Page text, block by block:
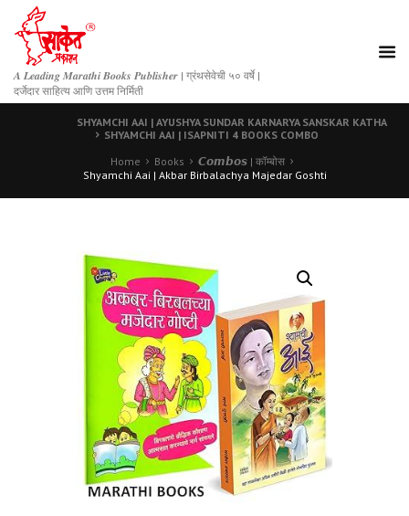
𝑨 𝑳𝒆𝒂𝒅𝒊𝒏𝒈 𝑴𝒂𝒓𝒂𝒕𝒉𝒊 𝑩𝒐𝒐𝒌𝒔 𝑷𝒖𝒃𝒍𝒊𝒔𝒉𝒆𝒓 | ग्रंथसेवेची ५० वर्षे |
दर्जेदार साहित्य आणि उत्तम निर्मिती
SHYAMCHI AAI | AYUSHYA SUNDAR KARNARYA SANSKAR KATHA
SHYAMCHI AAI | ISAPNITI 4 BOOKS COMBO
Home
Books
𝘾𝙤𝙢𝙗𝙤𝙨 | कॉम्बोस
Shyamchi Aai | Akbar Birbalachya Majedar Goshti